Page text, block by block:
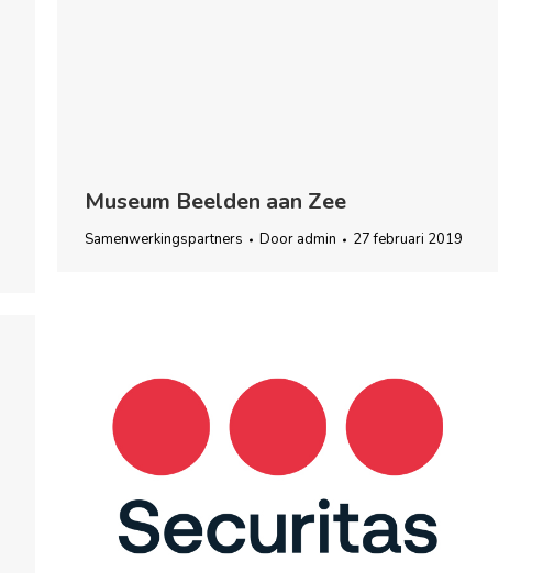
Museum Beelden aan Zee
Samenwerkingspartners Door admin 27 februari 2019